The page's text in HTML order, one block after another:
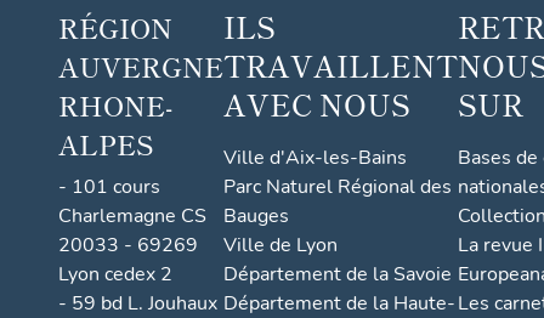
RÉGION
AUVERGNE
RHONE-
ALPES
- 101 cours
Charlemagne CS
20033 - 69269
Lyon cedex 2
- 59 bd L. Jouhaux
ILS
TRAVAILLENT
AVEC NOUS
Ville d'Aix-les-Bains
Parc Naturel Régional des
Bauges
Ville de Lyon
Département de la Savoie
Département de la Haute-
SUR
Bases
La revue
Les